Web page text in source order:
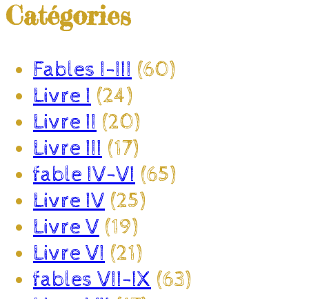
Catégories
Fables I-III (60)
Livre I (24)
Livre II (20)
Livre III (17)
fable IV-VI (65)
Livre IV (25)
Livre V (19)
Livre VI (21)
fables VII-IX (63)